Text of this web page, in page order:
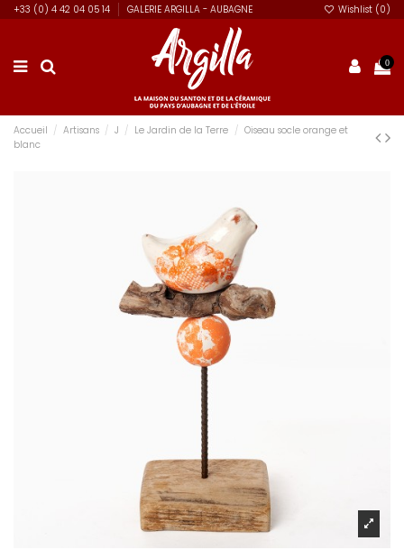
+33 (0) 4 42 04 05 14 GALERIE ARGILLA - AUBAGNE Wishlist (0)
0
Accueil Artisans J Le Jardin de la Terre
Oiseau socle orange et
blanc